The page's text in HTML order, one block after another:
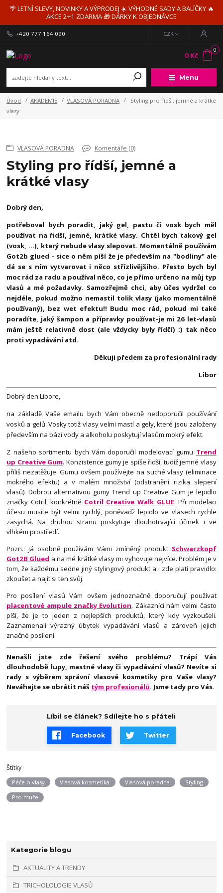
🌴 LETNÍ SLEVY, NOVINKY A VÝPRODEJ ☀️ VÝHODNÉ SADY A BALÍČKY 🔥
AKCE 2+1 ZDARMA 🎁 DÁRKY K OBJEDNÁVCE
Menu
CZK
+420 777 164 090
0
0 Kč
Úvod AKADEMIE VLASOVÁ PORADNA
Styling pro řídší, jemné a krátké
vlasy
Kategorie blogu
AKTUALITY A TRENDY
TRICHOLOLOGIE VLASŮ
VLASOVÁ PORADNA Komentáře (0)
Styling pro řídší, jemné a
krátké vlasy
Dobrý den,
potřeboval bych poradit, jaký gel, pastu či vosk bych měl
používat na řidší, jemné, krátké vlasy. Chtěl bych takový gel
(vosk, ...), který nebude vlasy slepovat. Momentálně používám
Got2b glued - sice o něm píší že je především na "bodliny" ale
dá se s ním vytvarovat i něco střízlivějšího. Přesto bych byl
moc rád za radu a používal něco, co je přímo určeno na můj typ
vlasů a mé požadavky. Samozřejmě chci, aby účes vydržel co
nejdéle, pokud možno nemastil tolik vlasy (jako momentálně
používaný), bez wet efektu!! Budu moc rád, pokud mi také
poradíte, jaký šampon a přípravky používat-je mi 26 let-vlasů
mám ještě relativně dost (ale vždycky byly řídčí) :) tak něco
proti vypadávání atd.
Děkuji předem za profesionální rady
Libor
Dobrý den Libore,
na základě Vaše emailu bych Vám obecně nedoporučil používání
vosků a gelů. Vosky totiž vlasy velmi mastí a gely, které jsou založeny
především na bázi vody a alkoholu poskytují vlasům mokrý efekt.
Z našeho sortimentu bych Vám doporučil modelovací gumu Trend
up Creative Gum. Konzistence gumy je spíše řidší, tudíž jemné vlasy
příliš nezatěžuje. Gumu ovšem používejte na suché vlasy (eliminace
mokrého efektu) a v malém množství (odstranění rizika slepení
vlasů). Dobrou alternativou gumy Trend up Creative Gum je lepidlo
značky Cotril, konkrétně Cotril Creative Walk GLUE. Při modelaci
účesu musíte být velmi rychlý, poněvadž lepidlo ve vlasech rychle
zasychá. Na druhou stranu poskytuje dlouhotrvající účinek i ve
vlhkém prostředí.
Pozn.: Já osobně používám Vámi zmíněný produkt Schwarzkopf
Got2B Glued a na mé krátké vlasy mi vyhovuje nejvíce. Problém je v
tom, že každému sedne jiný stylingový produkt a i zde platí pravidlo:
zkoušet a najít si ten svůj.
Pro posílení vlasů Vám ovšem jednoznačně doporučují používat
placentové ampule značky Evolution. Zákazníci nám velmi často
píší, že je to jeden z nejlepších produktů, který kdy vyzkoušeli.
Zaznamenali výrazný úbytek vypadávání vlasů a zároveň jejich
značné posílení.
Nenašli jste zde řešení svého problému? Trápí Vás
dlouhodobě lupy, mastné vlasy či vypadávání vlasů? Nevíte si
rady s výběrem správní vlasové kosmetiky pro Vaše vlasy?
Neváhejte se obrátit náš tým profesionálů. Jsme tady pro Vás.
Líbil se článek? Sdílejte ho s přáteli
Facebook Twitter
Štítky
Péče o vlasy Vlasová kosmetika Vlasová poradna Styling
Pro muže